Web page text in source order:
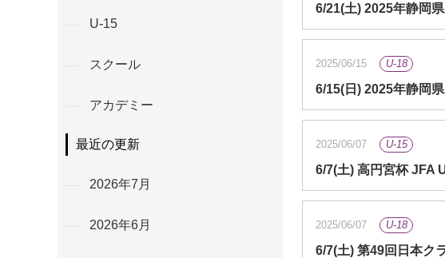
6/21(土) 2025年静岡
2025/06/15 U-18
6/15(日) 2025年静岡
2025/06/07 U-15
6/7(土) 高円宮杯 JFA
2025/06/07 U-18
6/7(土) 第49回日本ク
U-15
スクール
アカデミー
最近の更新
2026年7月
2026年6月